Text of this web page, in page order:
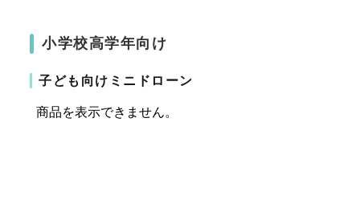
小学校高学年向け
子ども向けミニドローン